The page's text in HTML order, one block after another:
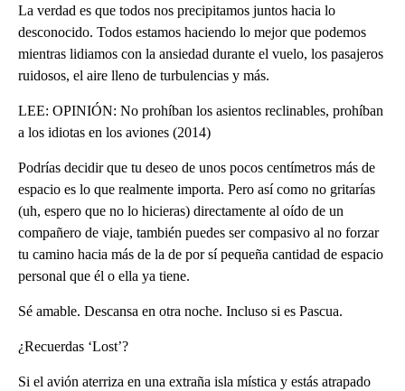
La verdad es que todos nos precipitamos juntos hacia lo
desconocido. Todos estamos haciendo lo mejor que podemos
mientras lidiamos con la ansiedad durante el vuelo, los pasajeros
ruidosos, el aire lleno de turbulencias y más.
LEE: OPINIÓN: No prohíban los asientos reclinables, prohíban
a los idiotas en los aviones (2014)
Podrías decidir que tu deseo de unos pocos centímetros más de
espacio es lo que realmente importa. Pero así como no gritarías
(uh, espero que no lo hicieras) directamente al oído de un
compañero de viaje, también puedes ser compasivo al no forzar
tu camino hacia más de la de por sí pequeña cantidad de espacio
personal que él o ella ya tiene.
Sé amable. Descansa en otra noche. Incluso si es Pascua.
¿Recuerdas ‘Lost’?
Si el avión aterriza en una extraña isla mística y estás atrapado